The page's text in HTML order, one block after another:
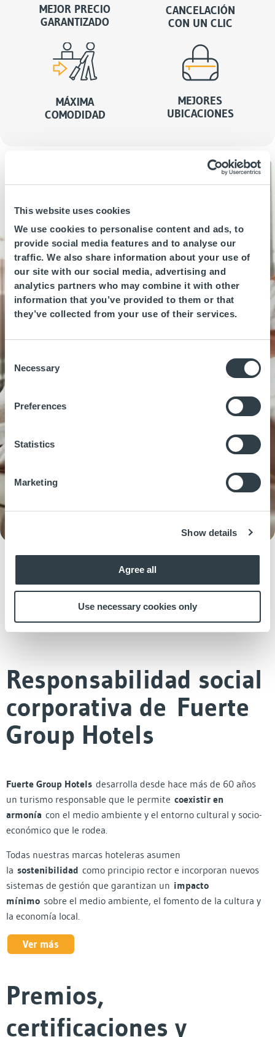
This website uses cookies
We use cookies to personalise content and ads, to
provide social media features and to analyse our
traffic. We also share information about your use of
our site with our social media, advertising and
analytics partners who may combine it with other
information that you’ve provided to them or that
they’ve collected from your use of their services.
Selection
Necessary
Preferences
Statistics
Marketing
Show details
Agree all
Use necessary cookies only
MEJOR PRECIO
GARANTIZADO
CANCELACIÓN
CON UN CLIC
MÁXIMA
COMODIDAD
MEJORES
UBICACIONES
¿Qué es el Club de
Amigos?
en la que siempre estamos pendientes de
llamarte “Amigo”, ya que nuestra intención no
durante todo el tiempo que sea posible. En
se traduce en continuas ventajas y descuentos
para ti. ¿Quieres descubrirlas?
Responsabilidad social
corporativa de Fuerte
Group Hotels
Fuerte Group Hotels desarrolla desde hace más de 60 años
un turismo responsable que le permite coexistir en
armonía con el medio ambiente y el entorno cultural y socio-
económico que le rodea.
Todas nuestras marcas hoteleras asumen
la sostenibilidad como principio rector e incorporan nuevos
sistemas de gestión que garantizan un impacto
mínimo sobre el medio ambiente, el fomento de la cultura y
la economía local.
Ver más
Premios,
certificaciones y